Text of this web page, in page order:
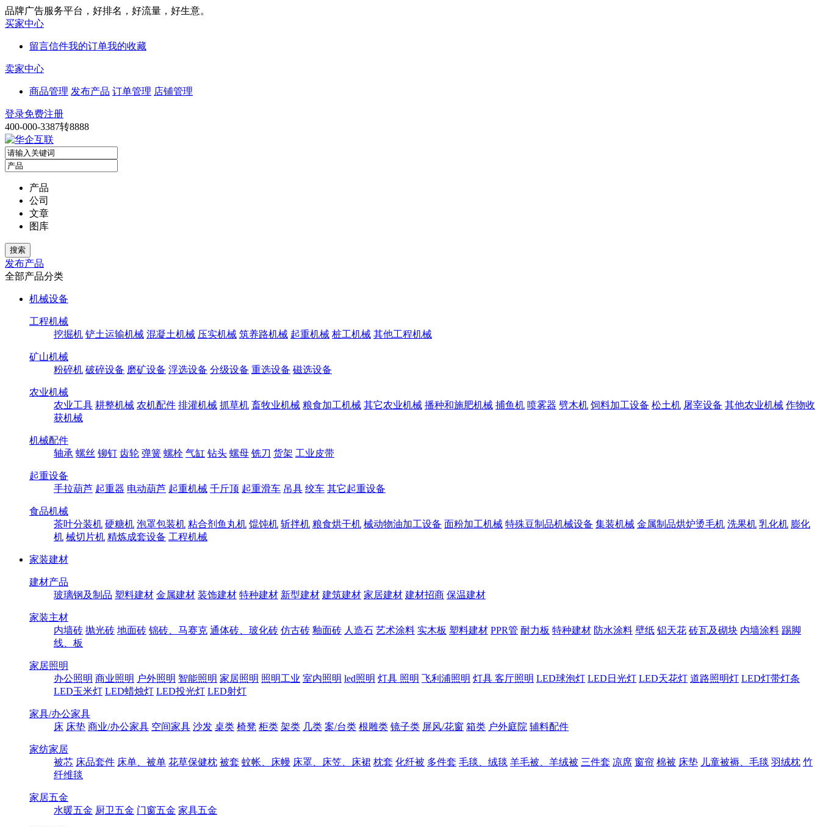
品牌广告服务平台，好排名，好流量，好生意。
买家中心
留言信件我的订单我的收藏
卖家中心
商品管理 发布产品 订单管理 店铺管理
登录免费注册
400-000-3387转8888
产品
公司
文章
图库
发布产品
全部产品分类
机械设备
工程机械
挖掘机 铲土运输机械 混凝土机械 压实机械 筑养路机械 起重机械 桩工机械 其他工程机械
矿山机械
粉碎机 破碎设备 磨矿设备 浮选设备 分级设备 重选设备 磁选设备
农业机械
农业工具 耕整机械 农机配件 排灌机械 抓草机 畜牧业机械 粮食加工机械 其它农业机械 播种和施肥机械 捕鱼机 喷雾器 劈木机 饲料加工设备 松土机 屠宰设备 其他农业机械 作物收
获机械
机械配件
轴承 螺丝 铆钉 齿轮 弹簧 螺栓 气缸 钻头 螺母 铣刀 货架 工业皮带
起重设备
手拉葫芦 起重器 电动葫芦 起重机械 千斤顶 起重滑车 吊具 绞车 其它起重设备
食品机械
茶叶分装机 硬糖机 泡罩包装机 粘合剂鱼丸机 馄饨机 斩拌机 粮食烘干机 械动物油加工设备 面粉加工机械 特殊豆制品机械设备 集装机械 金属制品烘炉烫毛机 洗果机 乳化机 膨化
机 械切片机 精炼成套设备 工程机械
家装建材
建材产品
玻璃钢及制品 塑料建材 金属建材 装饰建材 特种建材 新型建材 建筑建材 家居建材 建材招商 保温建材
家装主材
内墙砖 抛光砖 地面砖 锦砖、马赛克 通体砖、玻化砖 仿古砖 釉面砖 人造石 艺术涂料 实木板 塑料建材 PPR管 耐力板 特种建材 防水涂料 壁纸 铝天花 砖瓦及砌块 内墙涂料 踢脚
线、板
家居照明
办公照明 商业照明 户外照明 智能照明 家居照明 照明工业 室内照明 led照明 灯具 照明 飞利浦照明 灯具 客厅照明 LED球泡灯 LED日光灯 LED天花灯 道路照明灯 LED灯带灯条
LED玉米灯 LED蜡烛灯 LED投光灯 LED射灯
家具/办公家具
床 床垫 商业/办公家具 空间家具 沙发 桌类 椅凳 柜类 架类 几类 案/台类 根雕类 镜子类 屏风/花窗 箱类 户外庭院 辅料配件
家纺家居
被芯 床品套件 床单、被单 花草保健枕 被套 蚊帐、床幔 床罩、床笠、床裙 枕套 化纤被 多件套 毛毯、绒毯 羊毛被、羊绒被 三件套 凉席 窗帘 棉被 床垫 儿童被褥、毛毯 羽绒枕 竹
纤维毯
家居五金
水暖五金 厨卫五金 门窗五金 家具五金